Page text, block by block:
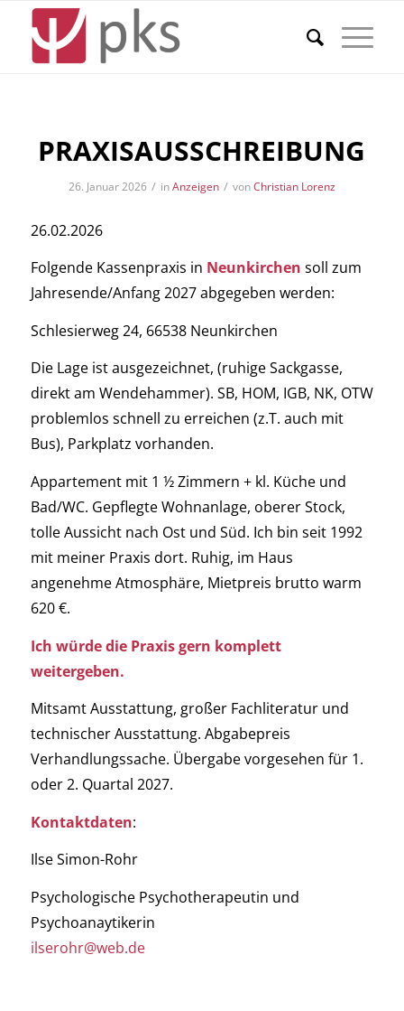
PRAXISAUSSCHREIBUNG
26. Januar 2026 / inAnzeigen / vonChristian Lorenz
26.02.2026
Folgende Kassenpraxis in Neunkirchen soll zum
Jahresende/Anfang 2027 abgegeben werden:
Schlesierweg 24, 66538 Neunkirchen
Die Lage ist ausgezeichnet, (ruhige Sackgasse,
direkt am Wendehammer). SB, HOM, IGB, NK, OTW
problemlos schnell zu erreichen (z.T. auch mit
Bus), Parkplatz vorhanden.
Appartement mit 1 ½ Zimmern + kl. Küche und
Bad/WC. Gepflegte Wohnanlage, oberer Stock,
tolle Aussicht nach Ost und Süd. Ich bin seit 1992
mit meiner Praxis dort. Ruhig, im Haus
angenehme Atmosphäre, Mietpreis brutto warm
620 €.
Ich würde die Praxis gern komplett
weitergeben.
Mitsamt Ausstattung, großer Fachliteratur und
technischer Ausstattung. Abgabepreis
Verhandlungssache. Übergabe vorgesehen für 1.
oder 2. Quartal 2027.
Kontaktdaten:
Ilse Simon-Rohr
Psychologische Psychotherapeutin und
Psychoanaytikerin
ilserohr@web.de